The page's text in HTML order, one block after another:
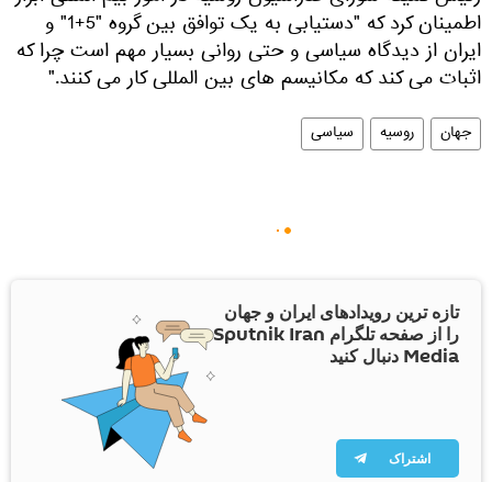
اطمینان کرد که "دستیابی به یک توافق بین گروه "5+1" و
ایران از دیدگاه سیاسی و حتی روانی بسیار مهم است چرا که
اثبات می کند که مکانیسم های بین المللی کار می کنند."
جهان روسیه سیاسی
تازه ترین رویدادهای ایران و جهان
را از صفحه تلگرام Sputnik Iran
Media دنبال کنید
اشتراک